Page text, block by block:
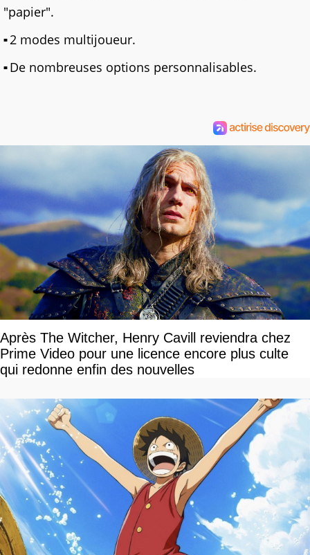
"papier".
2 modes multijoueur.
De nombreuses options personnalisables.
Après The Witcher, Henry Cavill reviendra chez
Prime Video pour une licence encore plus culte
qui redonne enfin des nouvelles